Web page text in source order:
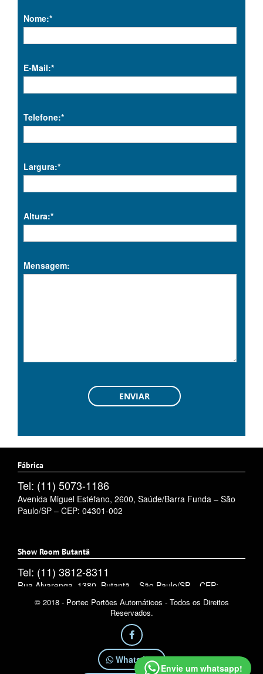
Nome:*
E-Mail:*
Telefone:*
Largura:*
Altura:*
Mensagem:
Fábrica
Tel: (11) 5073-1186
Avenida Miguel Estéfano, 2600, Saúde/Barra Funda – São
Paulo/SP – CEP: 04301-002
Show Room Butantã
Tel: (11) 3812-8311
Rua Alvarenga, 1380, Butantã – São Paulo/SP – CEP:
05509-002
© 2018 - Portec Portões Automáticos - Todos os Direitos
Reservados.
WhatsApp
Envie um whatsapp!